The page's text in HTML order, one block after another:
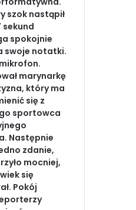
szok nastąpił
sekund
spokojnie
swoje notatki.
marynarkę
który ma
się z
sportowca
Następnie
zdanie,
mocniej,
się
Pokój